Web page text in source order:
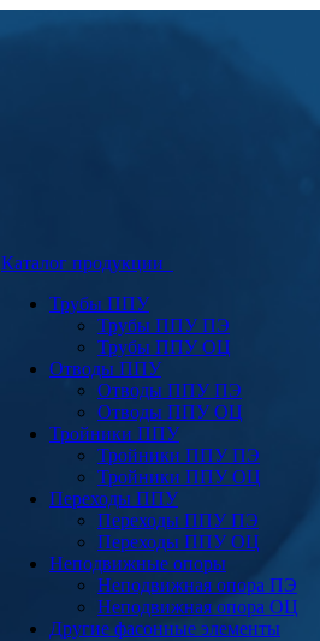
Каталог продукции
Трубы ППУ
Трубы ППУ ПЭ
Трубы ППУ ОЦ
Отводы ППУ
Отводы ППУ ПЭ
Отводы ППУ ОЦ
Тройники ППУ
Тройники ППУ ПЭ
Тройники ППУ ОЦ
Переходы ППУ
Переходы ППУ ПЭ
Переходы ППУ ОЦ
Неподвижные опоры
Неподвижная опора ПЭ
Неподвижная опора ОЦ
Другие фасонные элементы